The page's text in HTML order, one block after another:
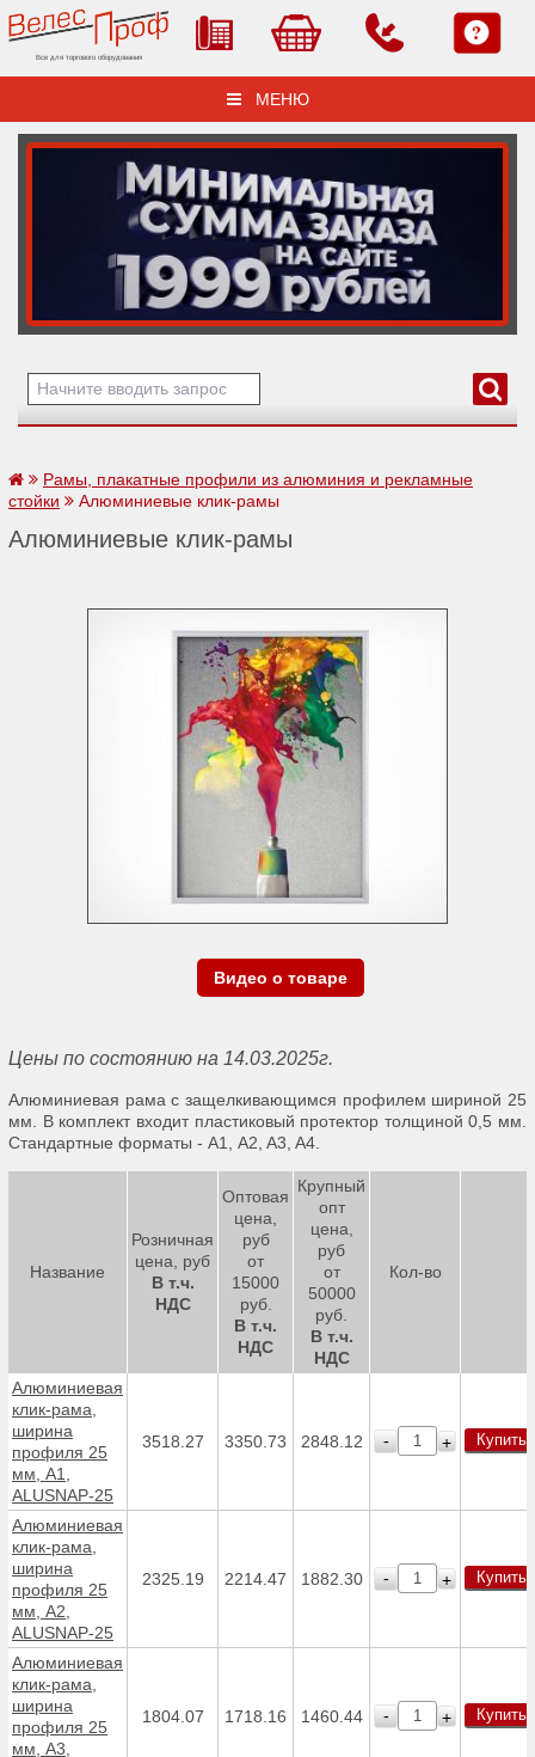
Все для торгового оборудования
МЕНЮ
Рамы, плакатные профили из алюминия и рекламные
стойки
Алюминиевые клик-рамы
Алюминиевые клик-рамы
Видео о товаре
Цены по состоянию на 14.03.2025г.
Алюминиевая рама с защелкивающимся профилем шириной 25
мм. В комплект входит пластиковый протектор толщиной 0,5 мм.
Стандартные форматы - А1, A2, A3, A4.
Название
Розничная
цена, руб
В т.ч.
НДС
Оптовая
цена,
руб
от
15000
руб.
В т.ч.
НДС
Крупный
опт
цена,
руб
от
50000
руб.
В т.ч.
НДС
Кол-во
Алюминиевая
клик-рама,
ширина
профиля 25
мм, А1,
ALUSNAP-25
3518.27 3350.73 2848.12 - + Купить
Алюминиевая
клик-рама,
ширина
профиля 25
мм, А2,
ALUSNAP-25
2325.19 2214.47 1882.30 - + Купить
Алюминиевая
клик-рама,
ширина
профиля 25
мм, А3,
1804.07 1718.16 1460.44 - + Купить